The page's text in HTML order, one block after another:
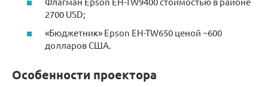
2700 USD;
«Бюджетник» Epson EH-TW650 ценой ~600
долларов США.
Особенности проектора